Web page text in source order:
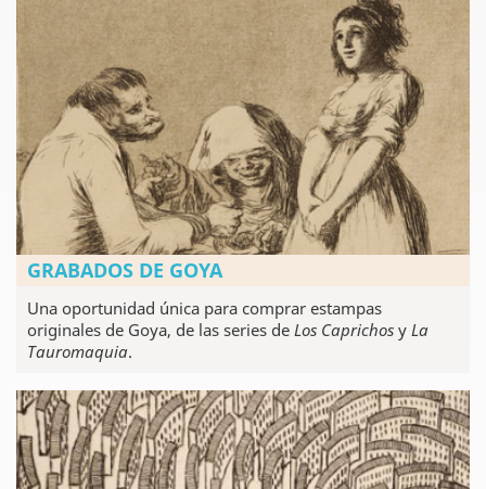
GRABADOS DE GOYA
Una oportunidad única para comprar estampas
originales de Goya, de las series de Los Caprichos y La
Tauromaquia.